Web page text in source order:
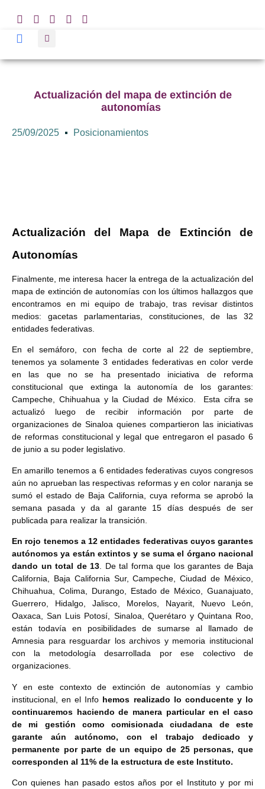
Actualización del mapa de extinción de
autonomías
25/09/2025 Posicionamientos
Actualización del Mapa de Extinción de
Autonomías
Finalmente, me interesa hacer la entrega de la actualización del
mapa de extinción de autonomías con los últimos hallazgos que
encontramos en mi equipo de trabajo, tras revisar distintos
medios: gacetas parlamentarias, constituciones, de las 32
entidades federativas.
En el semáforo, con fecha de corte al 22 de septiembre,
tenemos ya solamente 3 entidades federativas en color verde
en las que no se ha presentado iniciativa de reforma
constitucional que extinga la autonomía de los garantes:
Campeche, Chihuahua y la Ciudad de México. Esta cifra se
actualizó luego de recibir información por parte de
organizaciones de Sinaloa quienes compartieron las iniciativas
de reformas constitucional y legal que entregaron el pasado 6
de junio a su poder legislativo.
En amarillo tenemos a 6 entidades federativas cuyos congresos
aún no aprueban las respectivas reformas y en color naranja se
sumó el estado de Baja California, cuya reforma se aprobó la
semana pasada y da al garante 15 días después de ser
publicada para realizar la transición.
En rojo tenemos a 12 entidades federativas cuyos garantes
autónomos ya están extintos y se suma el órgano nacional
dando un total de 13 . De tal forma que los garantes de Baja
California, Baja California Sur, Campeche, Ciudad de México,
Chihuahua, Colima, Durango, Estado de México, Guanajuato,
Guerrero, Hidalgo, Jalisco, Morelos, Nayarit, Nuevo León,
Oaxaca, San Luis Potosí, Sinaloa, Querétaro y Quintana Roo,
están todavía en posibilidades de sumarse al llamado de
Amnesia para resguardar los archivos y memoria institucional
con la metodología desarrollada por ese colectivo de
organizaciones.
Y en este contexto de extinción de autonomías y cambio
institucional, en el Info hemos realizado lo conducente y lo
continuaremos haciendo de manera particular en el caso
de mi gestión como comisionada ciudadana de este
garante aún autónomo, con el trabajo dedicado y
permanente por parte de un equipo de 25 personas, que
corresponden al 11% de la estructura de este Instituto.
Con quienes han pasado estos años por el Instituto y por mi